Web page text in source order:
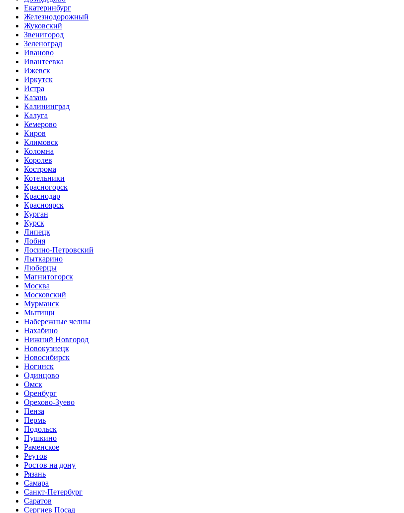
Екатеринбург
Железнодорожный
Жуковский
Звенигород
Зеленоград
Иваново
Ивантеевка
Ижевск
Иркутск
Истра
Казань
Калининград
Калуга
Кемерово
Киров
Климовск
Коломна
Королев
Кострома
Котельники
Красногорск
Краснодар
Красноярск
Курган
Курск
Липецк
Лобня
Лосино-Петровский
Лыткарино
Люберцы
Магнитогорск
Москва
Московский
Мурманск
Мытищи
Набережные челны
Нахабино
Нижний Новгород
Новокузнецк
Новосибирск
Ногинск
Одинцово
Омск
Оренбург
Орехово-Зуево
Пенза
Пермь
Подольск
Пушкино
Раменское
Реутов
Ростов на дону
Рязань
Самара
Санкт-Петербург
Саратов
Сергиев Посад